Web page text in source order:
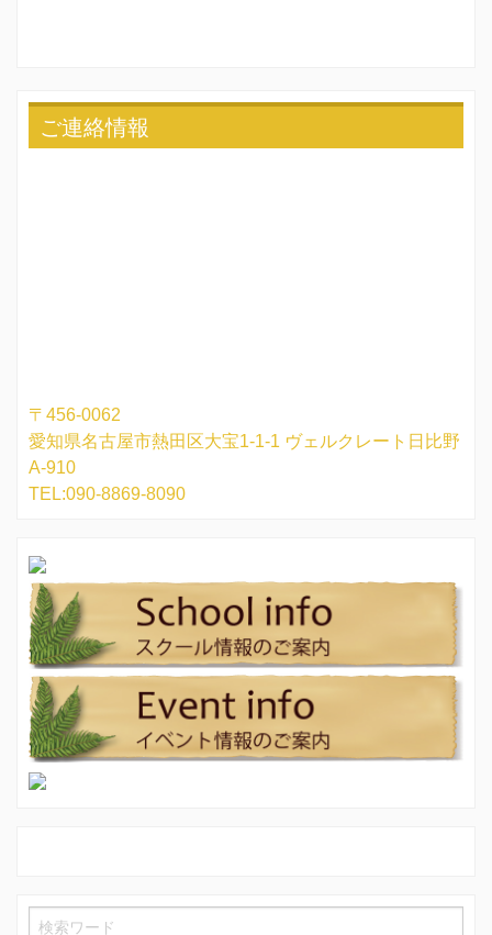
ご連絡情報
〒456-0062
愛知県名古屋市熱田区大宝1-1-1 ヴェルクレート日比野
A-910
TEL:090-8869-8090